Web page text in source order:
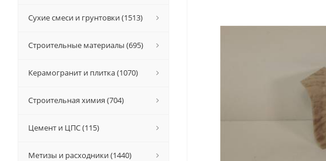
Сухие смеси и грунтовки (1513)
Строительные материалы (695)
Керамогранит и плитка (1070)
Строительная химия (704)
Цемент и ЦПС (115)
Метизы и расходники (1440)